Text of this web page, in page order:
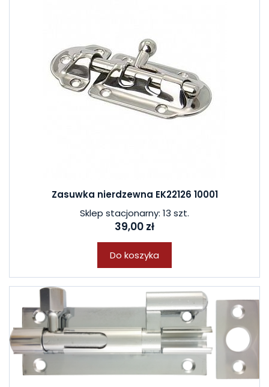
Zasuwka nierdzewna EK22126 10001
Sklep stacjonarny: 13 szt.
39,00 zł
Do koszyka